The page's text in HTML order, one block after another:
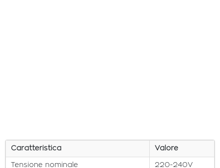
Caratteristica Valore
Tensione nominale 220-240V